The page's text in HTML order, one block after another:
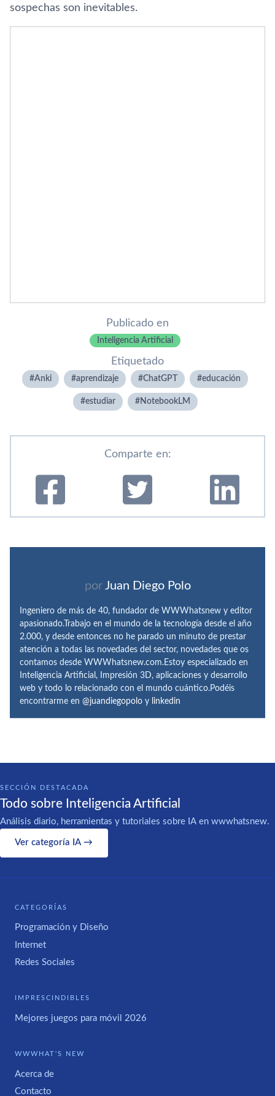
sospechas son inevitables.
Publicado en
Inteligencia Artificial
Etiquetado
Anki aprendizaje ChatGPT educación
estudiar NotebookLM
Comparte en:
por Juan Diego Polo
Ingeniero de más de 40, fundador de WWWhatsnew y editor
apasionado.Trabajo en el mundo de la tecnología desde el año
2.000, y desde entonces no he parado un minuto de prestar
atención a todas las novedades del sector, novedades que os
contamos desde WWWhatsnew.com.Estoy especializado en
Inteligencia Artificial, Impresión 3D, aplicaciones y desarrollo
web y todo lo relacionado con el mundo cuántico.Podéis
encontrarme en @juandiegopolo y linkedin
SECCIÓN DESTACADA
Todo sobre Inteligencia Artificial
Análisis diario, herramientas y tutoriales sobre IA en wwwhatsnew.
Ver categoría IA →
CATEGORÍAS
Programación y Diseño
Internet
Redes Sociales
IMPRESCINDIBLES
Mejores juegos para móvil 2026
WWWHAT'S NEW
Acerca de
Contacto